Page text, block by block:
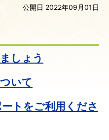
公開日 2022年09月01日
しょう
いて
トをご利用くださ